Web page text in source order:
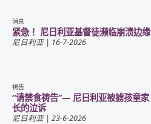
消息
紧急！ 尼日利亚基督徒濒临崩溃边缘
尼日利亚| 16-7-2026
祷告
“请禁食祷告”— 尼日利亚被掳孩童家
长的泣诉
尼日利亚| 23-6-2026